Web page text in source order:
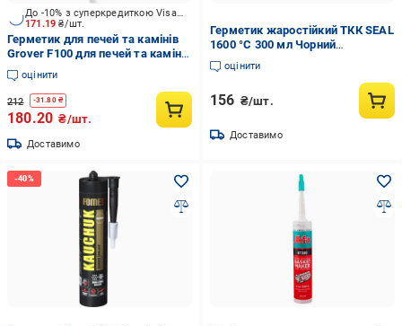
171.19₴/шт.
До -10% з суперкредиткою Visa Вигода
Герметик для печей та камінів
Grover F100 для печей та камінів
чорний 300 мл
оцінити
212 -31.80₴
180.20 ₴/шт.
Доставимо
Герметик жаростійкий ТКК SEAL
1600 °C 300 мл Чорний
(2098444084)
оцінити
156 ₴/шт.
Доставимо